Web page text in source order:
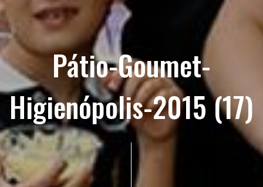
Pátio-Goumet-
Higienópolis-2015 (17)